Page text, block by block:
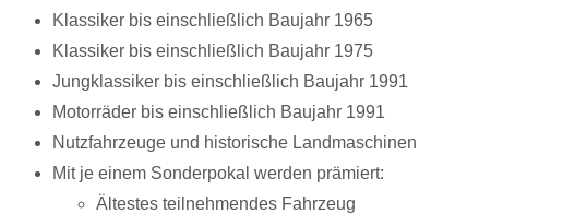
Klassiker bis einschließlich Baujahr 1965
Klassiker bis einschließlich Baujahr 1975
Jungklassiker bis einschließlich Baujahr 1991
Motorräder bis einschließlich Baujahr 1991
Nutzfahrzeuge und historische Landmaschinen
Mit je einem Sonderpokal werden prämiert:
Ältestes teilnehmendes Fahrzeug